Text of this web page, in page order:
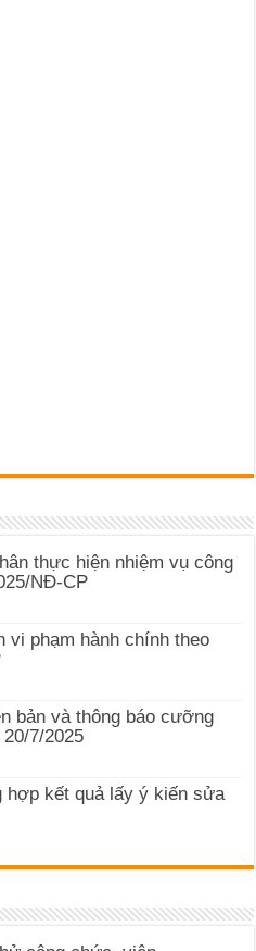
thực hiện nhiệm vụ công
NĐ-CP
vi phạm hành chính theo
bản và thông báo cưỡng
7/2025
kết quả lấy ý kiến sửa